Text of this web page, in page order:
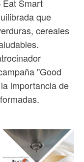
Smart
que
cereales
"Good
importancia de